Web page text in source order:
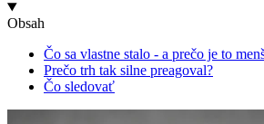
Obsah
Čo sa vlastne stalo - a prečo je to
Prečo trh tak silne preagoval?
Čo sledovať